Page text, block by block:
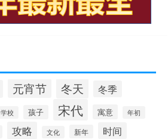
元宵节 冬天 冬季
学校 孩子 宋代 寓意 年初
攻略 文化 新年 时间